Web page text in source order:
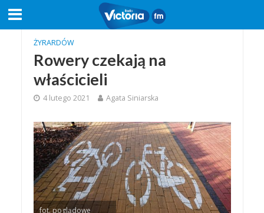
ŻYRARDÓW
Rowery czekają na
właścicieli
4 lutego 2021 Agata Siniarska
fot. poglądowe